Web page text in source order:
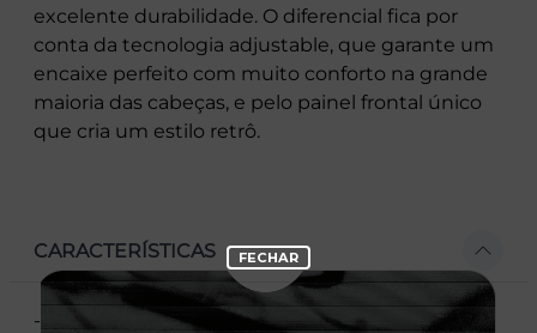
excelente durabilidade. O diferencial fica por
conta da tecnologia adjustable, que garante um
encaixe perfeito com muito conforto na grande
maioria das cabeças, e pelo painel frontal único
que cria um estilo retrô.
CARACTERÍSTICAS
- REF.:NBI21BON036